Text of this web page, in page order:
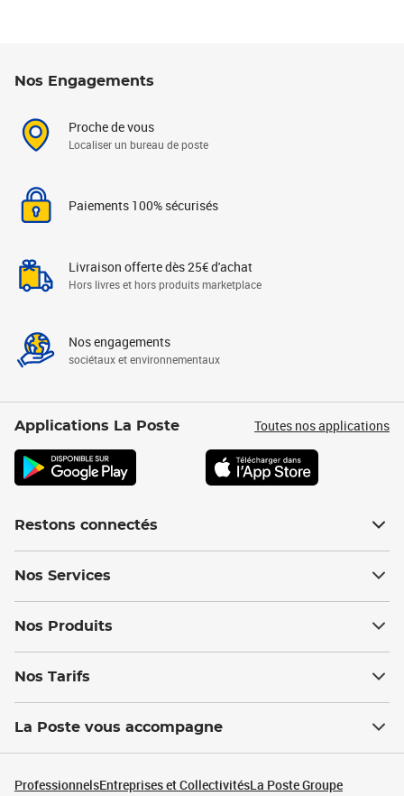
Nos Engagements
Proche de vous
Localiser un bureau de poste
Paiements 100% sécurisés
Livraison offerte dès 25€ d'achat
Hors livres et hors produits marketplace
Nos engagements
sociétaux et environnementaux
Applications La Poste Toutes nos applications
Restons connectés
Nos Services
Nos Produits
Nos Tarifs
La Poste vous accompagne
ProfessionnelsEntreprises et CollectivitésLa Poste Groupe